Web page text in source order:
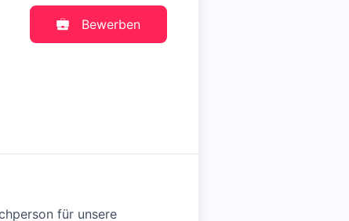
Bewerben
für unsere